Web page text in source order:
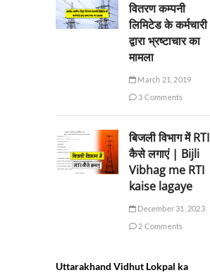
वितरण कम्पनी
लिमिटेड के कर्मचारी
द्वारा भ्रष्टाचार का
मामला
March 21, 2019
3 Comments
बिजली विभाग में RTI
कैसे लगाएं | Bijli
Vibhag me RTI
kaise lagaye
December 31, 2023
2 Comments
Uttarakhand Vidhut Lokpal ka